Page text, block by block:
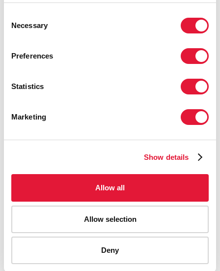
Selection
Necessary
Preferences
Statistics
Marketing
Show details
Allow all
Allow selection
Deny
prises pour en finir avec le sida au
« Le Swaziland est engagé pour mettre
fin au sida d'ici 2022, dans la lignée de
INTÉRIM
d'atteindre les zones les plus reculées
grâce à la décentralisation de services
chefferie, en veillant à ce que personne
ne soit laissé de côté. »